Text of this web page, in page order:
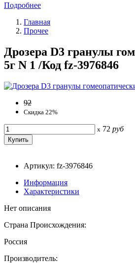
Подробнее
Главная
Прочее
Дрозера D3 гранулы
5г N 1 /Код fz-3976846
92
Скидка 22%
x 72 руб
Артикул: fz-3976846
Информация
Характеристики
Нет описания
Страна Происхождения:
Россия
Производитель: